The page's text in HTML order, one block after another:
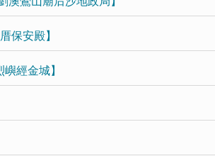
保安殿】
經金城】